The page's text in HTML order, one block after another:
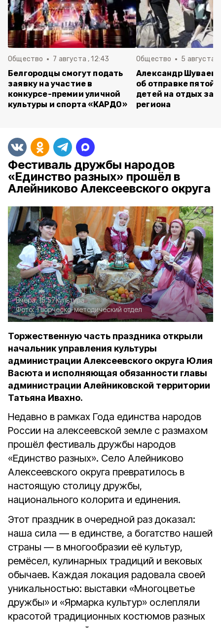
Общество 7 августа , 12:43
Белгородцы смогут подать
заявку на участие в
конкурсе-премии уличной
культуры и спорта «КАРДО»
Общество 5 августа ,
Александр Шуваев
об отправке пятой
детей на отдых за
региона
Фестиваль дружбы народов
«Единство разных» прошёл в
Алейниково Алексеевского округа
Вчера, 15:57Культура
Фото:Творческо-методический отдел
Торжественную часть праздника открыли
начальник управления культуры
администрации Алексеевского округа Юлия
Васюта и исполняющая обязанности главы
администрации Алейниковской территории
Татьяна Ивахно.
Недавно в рамках Года единства народов
России на алексеевской земле с размахом
прошёл фестиваль дружбы народов
«Единство разных». Село Алейниково
Алексеевского округа превратилось в
настоящую столицу дружбы,
национального колорита и единения.
Этот праздник в очередной раз доказал:
наша сила — в единстве, а богатство нашей
страны — в многообразии её культур,
ремёсел, кулинарных традиций и вековых
обычаев. Каждая локация радовала своей
уникальностью: выставки «Многоцветье
дружбы» и «Ярмарка культур» ослепляли
красотой традиционных костюмов разных